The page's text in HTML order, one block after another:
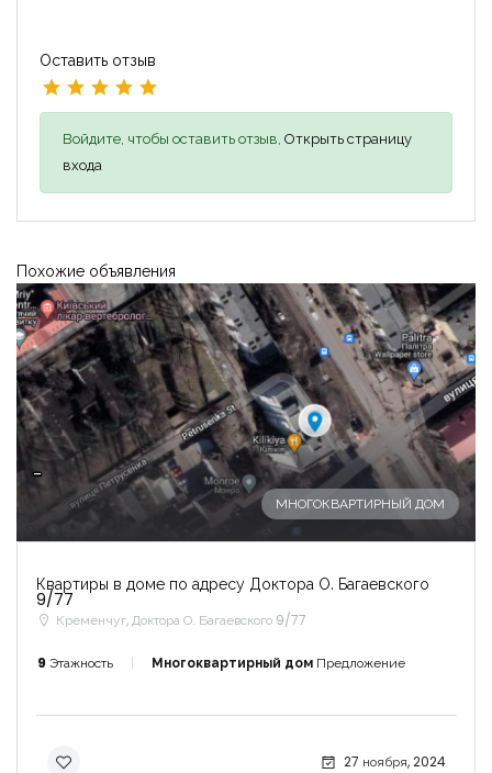
Оставить отзыв
Войдите, чтобы оставить отзыв, Открыть страницу
входа
Похожие объявления
-
МНОГОКВАРТИРНЫЙ ДОМ
Квартиры в доме по адресу Доктора О. Багаевского
9/77
Кременчуг, Доктора О. Багаевского 9/77
9 Этажность Многоквартирный дом Предложение
27 ноября, 2024